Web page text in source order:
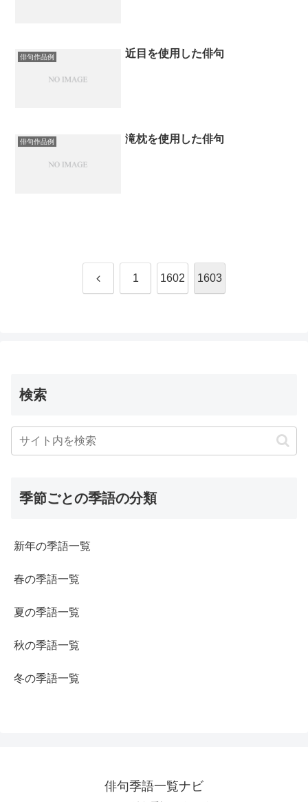
俳句作品例 近目を使用した俳句
俳句作品例 滝枕を使用した俳句
前 1 1602 1603
検索
季節ごとの季語の分類
新年の季語一覧
春の季語一覧
夏の季語一覧
秋の季語一覧
冬の季語一覧
俳句季語一覧ナビ